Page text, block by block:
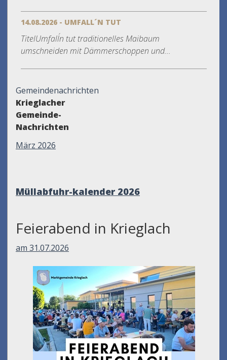
14.08.2026 - UMFALL´N TUT
TitelUmfall´n tut traditionelles Maibaum
umschneiden mit Dämmerschoppen und...
Gemeindenachrichten
Krieglacher
Gemeinde-
Nachrichten
März 2026
Müllabfuhr-kalender 2026
Feierabend in Krieglach
am 31.07.2026